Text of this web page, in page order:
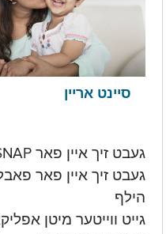
סיינט אריין
געבט זיך איין פאר SNAP
געבט זיך איין פאר
הילף
גייט ווייטער מיטן